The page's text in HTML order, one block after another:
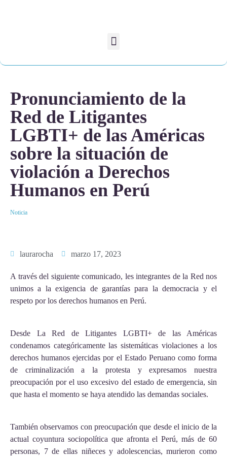
Pronunciamiento de la
Red de Litigantes
LGBTI+ de las Américas
sobre la situación de
violación a Derechos
Humanos en Perú
Noticia
laurarocha marzo 17, 2023
A través del siguiente comunicado, les integrantes de la Red nos
unimos a la exigencia de garantías para la democracia y el
respeto por los derechos humanos en Perú.
Desde La Red de Litigantes LGBTI+ de las Américas
condenamos categóricamente las sistemáticas violaciones a los
derechos humanos ejercidas por el Estado Peruano como forma
de criminalización a la protesta y expresamos nuestra
preocupación por el uso excesivo del estado de emergencia, sin
que hasta el momento se haya atendido las demandas sociales.
También observamos con preocupación que desde el inicio de la
actual coyuntura sociopolítica que afronta el Perú, más de 60
personas, 7 de ellas niñeces y adolescencias, murieron como